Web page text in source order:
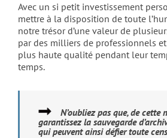
Avec un si petit investissement
mettre à la disposition de toute
notre trésor d’une valeur de
par des milliers de professionnels
plus haute qualité pendant leur
temps.
N’oubliez pas que, de cette
garantissez la sauvegarde
qui peuvent ainsi défier toute